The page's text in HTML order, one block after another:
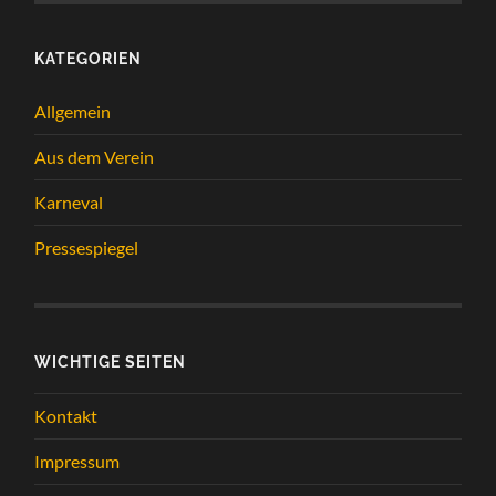
KATEGORIEN
Allgemein
Aus dem Verein
Karneval
Pressespiegel
WICHTIGE SEITEN
Kontakt
Impressum